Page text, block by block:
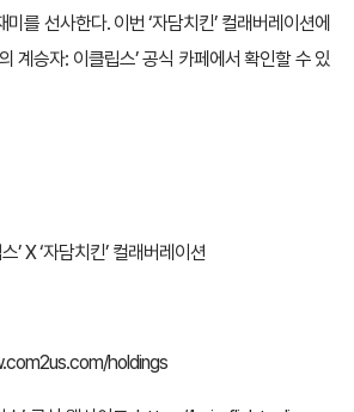
를 선사한다. 이번 ‘자담치킨’ 컬래버레이션에
계승자: 이클립스’ 공식 카페에서 확인할 수 있
’ X ‘자담치킨’ 컬래버레이션
holdings